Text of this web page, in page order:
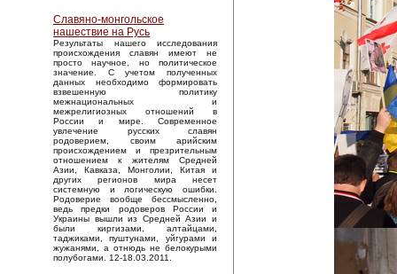
Славяно-монгольское
нашествие на Русь
Результаты нашего исследования
происхождения славян имеют не
просто научное, но политическое
значение. С учетом полученных
данных необходимо формировать
взвешенную политику
межнациональных и
межрелигиозных отношений в
России и мире. Современное
увлечение русских славян
родоверием, своим арийским
происхождением и презрительным
отношением к жителям Средней
Азии, Кавказа, Монголии, Китая и
других регионов мира несет
системную и логическую ошибки.
Родоверие вообще бессмысленно,
ведь предки родоверов России и
Украины вышли из Средней Азии и
были киргизами, алтайцами,
таджиками, пуштунами, уйгурами и
жужанями, а отнюдь не белокурыми
полубогами. 12-18.03.2011.